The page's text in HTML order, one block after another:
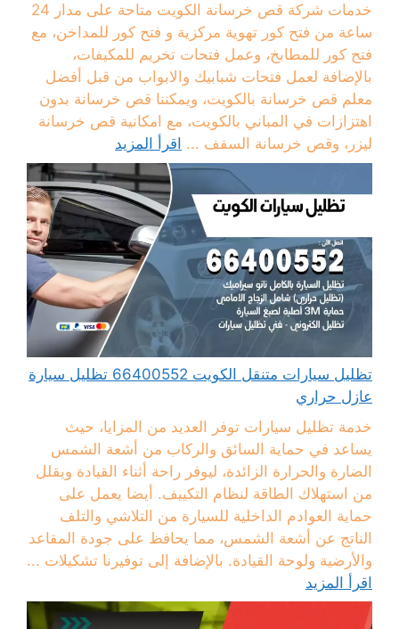
خدمات شركة قص خرسانة الكويت متاحة على مدار 24
ساعة من فتح كور تهوية مركزية و فتح كور للمداخن، مع
فتح كور للمطابخ، وعمل فتحات تخريم للمكيفات،
بالإضافة لعمل فتحات شبابيك والابواب من قبل أفضل
معلم قص خرسانة بالكويت، ويمكننا قص خرسانة بدون
اهتزازات في المباني بالكويت، مع امكانية قص خرسانة
ليزر، وقص خرسانة السقف ... اقرأ المزيد
تظليل سيارات متنقل الكويت 66400552 تظليل سيارة
عازل حراري
خدمة تظليل سيارات توفر العديد من المزايا، حيث
يساعد في حماية السائق والركاب من أشعة الشمس
الضارة والحرارة الزائدة، ليوفر راحة أثناء القيادة ويقلل
من استهلاك الطاقة لنظام التكييف. أيضا يعمل على
حماية العوادم الداخلية للسيارة من التلاشي والتلف
الناتج عن أشعة الشمس، مما يحافظ على جودة المقاعد
والأرضية ولوحة القيادة. بالإضافة إلى توفيرنا تشكيلات ...
اقرأ المزيد